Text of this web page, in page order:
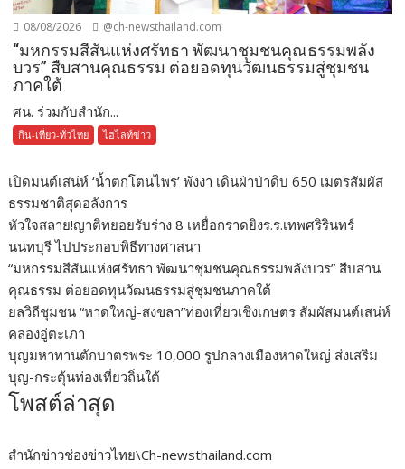
08/08/2026 @ch-newsthailand.com
“มหกรรมสีสันแห่งศรัทธา พัฒนาชุมชนคุณธรรมพลัง
บวร” สืบสานคุณธรรม ต่อยอดทุนวัฒนธรรมสู่ชุมชน
ภาคใต้
ศน. ร่วมกับสำนัก...
กิน-เที่ยว-ทั่วไทย ไฮไลท์ข่าว
เปิดมนต์เสน่ห์ ‘น้ำตกโตนไพร’ พังงา เดินฝ่าป่าดิบ 650 เมตรสัมผัส
ธรรมชาติสุดอลังการ
หัวใจสลาย!ญาติทยอยรับร่าง 8 เหยื่อกราดยิงร.ร.เทพศริรินทร์
นนทบุรี ไปประกอบพิธีทางศาสนา
“มหกรรมสีสันแห่งศรัทธา พัฒนาชุมชนคุณธรรมพลังบวร” สืบสาน
คุณธรรม ต่อยอดทุนวัฒนธรรมสู่ชุมชนภาคใต้
ยลวิถีชุมชน “หาดใหญ่-สงขลา”ท่องเที่ยวเชิงเกษตร สัมผัสมนต์เสน่ห์
คลองอู่ตะเภา
บุญมหาทานตักบาตรพระ 10,000 รูปกลางเมืองหาดใหญ่ ส่งเสริม
บุญ-กระตุ้นท่องเที่ยวถิ่นใต้
โพสต์ล่าสุด
สำนักข่าวช่องข่าวไทย\Ch-newsthailand.com